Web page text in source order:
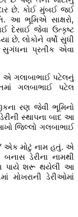
છે. કોઈ મુંબઈ જઈ
આ ભૂમિએ સાક્ષરો,
દેસાઈ જેવા ઉત્કૃષ્ટ
છે. લોકોને વર્ષો સુધી
સુગંધના પ્રતીક એવા
એ ગલાબાભાઈ પટેલનું
ગલબાભાઈ પટેલ
રણ જેવી ભૂમિનો
સ્થાપના બાદ આ
જિલ્લો ગલબાભાઈ
એક મોટું નામ હતું. એ
ડેરીના નામથી
પાયે શરૂ થયેલી આ
મોખરાની ડેરીઓમાં